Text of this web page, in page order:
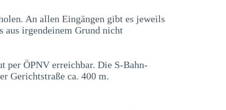
An allen Eingängen gibt es jeweils
aus irgendeinem Grund nicht
per ÖPNV erreichbar. Die S-Bahn-
Gerichtstraße ca. 400 m.